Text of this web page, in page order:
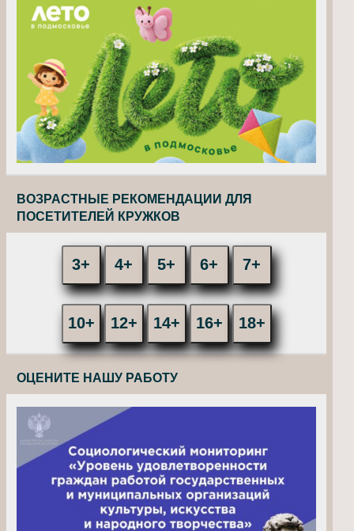
ВОЗРАСТНЫЕ РЕКОМЕНДАЦИИ ДЛЯ
ПОСЕТИТЕЛЕЙ КРУЖКОВ
3+ 4+ 5+ 6+ 7+
10+ 12+ 14+ 16+ 18+
ОЦЕНИТЕ НАШУ РАБОТУ